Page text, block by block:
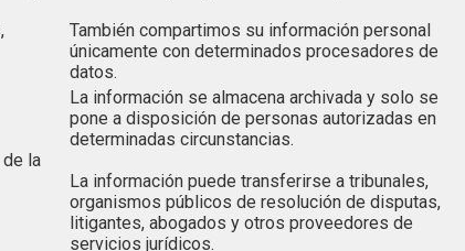
También compartimos su información personal
únicamente con determinados procesadores de
datos.
la
La información se almacena archivada y solo se
pone a disposición de personas autorizadas en
determinadas circunstancias.
La información puede transferirse a tribunales,
organismos públicos de resolución de disputas,
litigantes, abogados y otros proveedores de
servicios jurídicos.